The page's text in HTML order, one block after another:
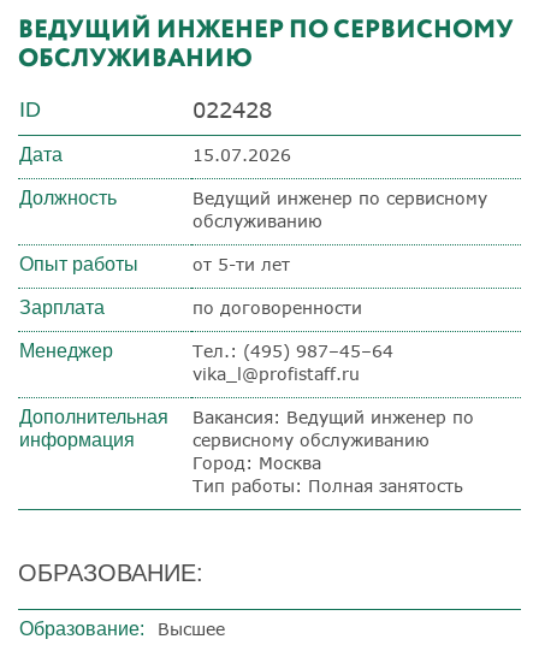
ВЕДУЩИЙ ИНЖЕНЕР ПО СЕРВИСНОМУ
ОБСЛУЖИВАНИЮ
ID 022428
Дата 15.07.2026
Должность
Ведущий инженер по сервисному
обслуживанию
Опыт работы от 5-ти лет
Зарплата по договоренности
Менеджер
Тел.: (495) 987–45–64
vika_l@profistaff.ru
Дополнительная
информация
Вакансия: Ведущий инженер по
сервисному обслуживанию
Город: Москва
Тип работы: Полная занятость
ОБРАЗОВАНИЕ:
Образование: Высшее